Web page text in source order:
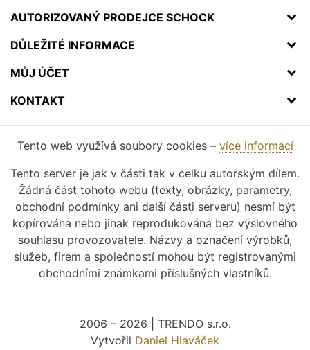
AUTORIZOVANÝ PRODEJCE SCHOCK
DŮLEŽITÉ INFORMACE
MŮJ ÚČET
KONTAKT
Tento web využívá soubory cookies – více informací
Tento server je jak v části tak v celku autorským dílem.
Žádná část tohoto webu (texty, obrázky, parametry,
obchodní podmínky ani další části serveru) nesmí být
kopírována nebo jinak reprodukována bez výslovného
souhlasu provozovatele. Názvy a označení výrobků,
služeb, firem a společností mohou být registrovanými
obchodními známkami příslušných vlastníků.
2006 – 2026 | TRENDO s.r.o.
Vytvořil Daniel Hlaváček